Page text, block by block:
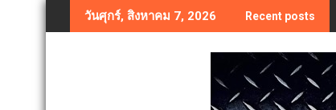
to
วันศุกร์, สิงหาคม 7, 2026 Recent posts